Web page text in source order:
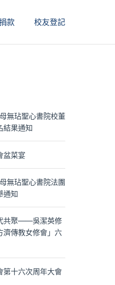
款 校友登記
無玷聖心書院校董
結果通知
盆菜宴
無玷聖心書院法團
通知
共聚——吳潔英修
濟傳教女修會」六
第十六次周年大會